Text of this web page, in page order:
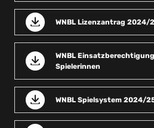
WNBL Lizenzantrag 2024/
WNBL
Spielerinnen
WNBL Spielsystem 2024/